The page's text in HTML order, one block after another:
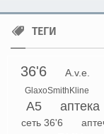
ТЕГИ
36'6 A.v.e.
GlaxoSmithKline
А5
аптека
сеть 36'6